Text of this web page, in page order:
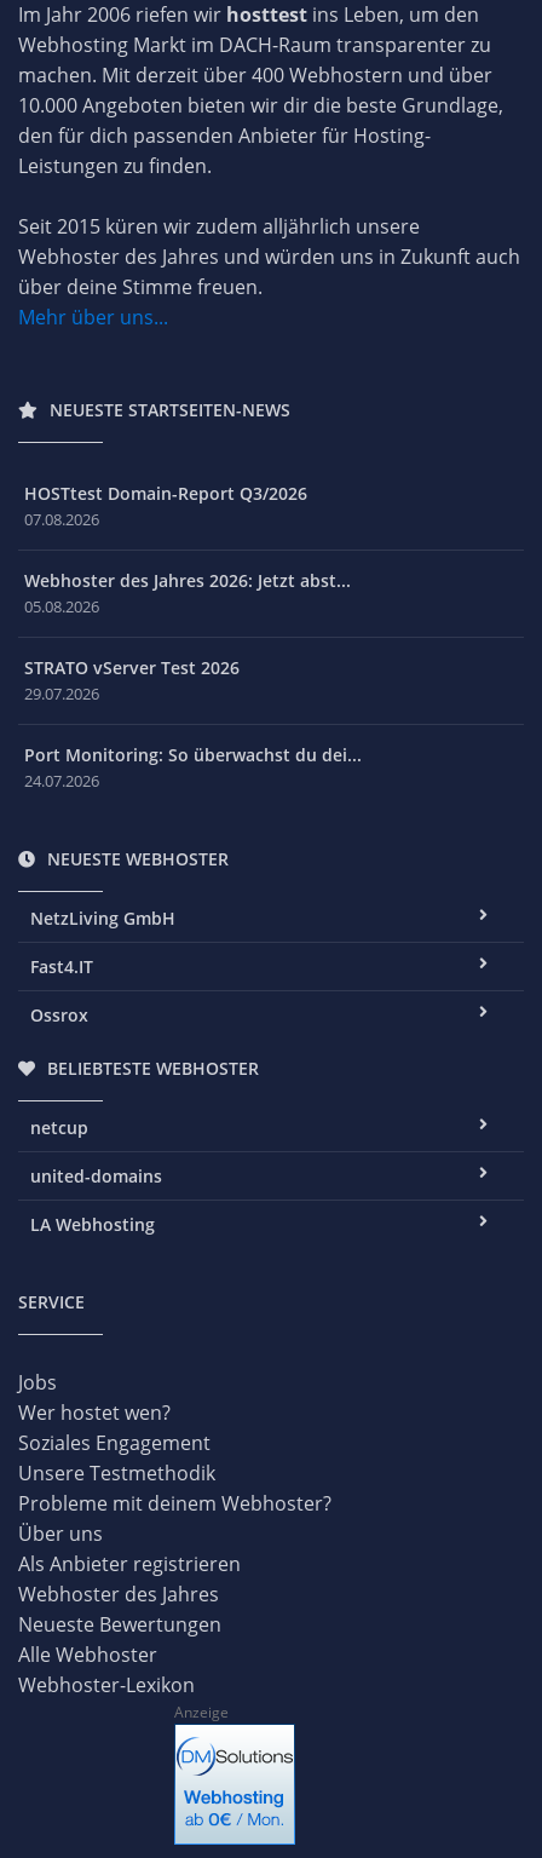
Im Jahr 2006 riefen wir hosttest ins Leben, um den
Webhosting Markt im DACH-Raum transparenter zu
machen. Mit derzeit über 400 Webhostern und über
10.000 Angeboten bieten wir dir die beste Grundlage,
den für dich passenden Anbieter für Hosting-
Leistungen zu finden.
Seit 2015 küren wir zudem alljährlich unsere
Webhoster des Jahres und würden uns in Zukunft auch
über deine Stimme freuen.
Mehr über uns...
NEUESTE STARTSEITEN-NEWS
HOSTtest Domain-Report Q3/2026
07.08.2026
Webhoster des Jahres 2026: Jetzt abst...
05.08.2026
STRATO vServer Test 2026
29.07.2026
Port Monitoring: So überwachst du dei...
24.07.2026
NEUESTE WEBHOSTER
NetzLiving GmbH
Fast4.IT
Ossrox
BELIEBTESTE WEBHOSTER
netcup
united-domains
LA Webhosting
SERVICE
Jobs
Wer hostet wen?
Soziales Engagement
Unsere Testmethodik
Probleme mit deinem Webhoster?
Über uns
Als Anbieter registrieren
Webhoster des Jahres
Neueste Bewertungen
Alle Webhoster
Webhoster-Lexikon
Anzeige